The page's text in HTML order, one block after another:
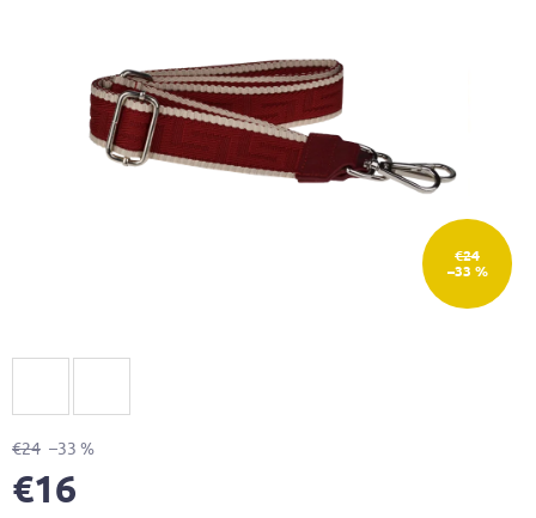
€24
–33 %
€24 –33 %
€16